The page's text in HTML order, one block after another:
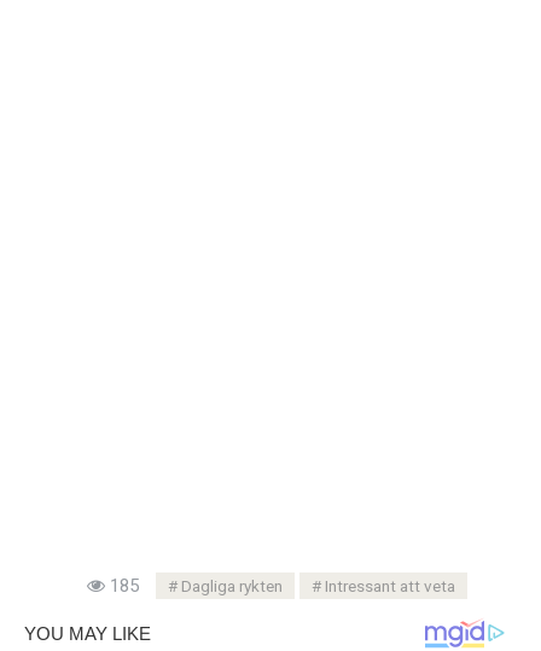
185 Dagliga rykten Intressant att veta